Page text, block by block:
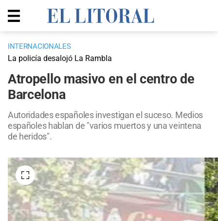
INTERNACIONALES
La policía desalojó La Rambla
Atropello masivo en el centro de
Barcelona
Autoridades españoles investigan el suceso. Medios
españoles hablan de "varios muertos y una veintena
de heridos".